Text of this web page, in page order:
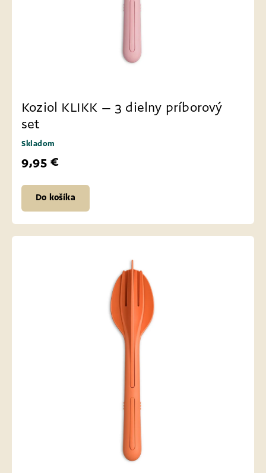
Koziol KLIKK – 3 dielny príborový
set
Skladom
9,95 €
Do košíka